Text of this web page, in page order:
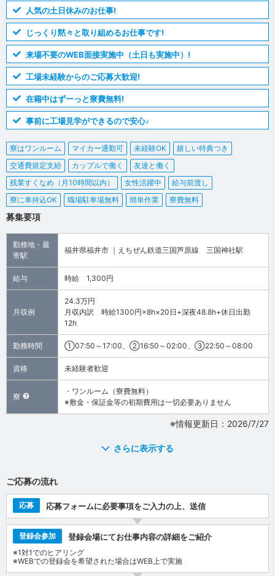
人気の土日休みのお仕事!
じっくり黙々と取り組めるお仕事です!
来場不要のWEB面接実施中（土日も実施中）!
工場未経験からのご応募大歓迎!
在籍中はずーっと寮費無料!
事前に工場見学ができるので安心♪
寮はワンルーム マイカー通勤可 未経験OK
嬉しい特典つき
交通費規定支給
カップルで働く
友達と働く
残業すくなめ（月10時間以内）
女性活躍中
給与前渡し
寮に車持込OK
職場駐車場無料 簡単作業 寮費無料
募集要項
勤務地・最
寄駅
福井県福井市 ｜えちぜん鉄道三国芦原線 三国神社駅
給与 時給 1,300円
月収例
24.3万円
月収内訳 時給1300円×8h×20日+深夜48.8h+休日出勤
12h
勤務時間 ①07:50～17:00、②16:50～02:00、③22:50～08:00
資格 未経験者歓迎
寮
・ワンルーム（寮費無料）
※敷金・保証金等の初期費用は一切必要ありません
※情報更新日：2026/7/27
さらに表示する
ご応募の流れ
応募 応募フォームに必要事項をご入力の上、送信
登録会参加 登録会場にてお仕事内容の詳細をご紹介
※1対1でのヒアリング
※WEBでの登録会を希望された場合はWEB上で実施